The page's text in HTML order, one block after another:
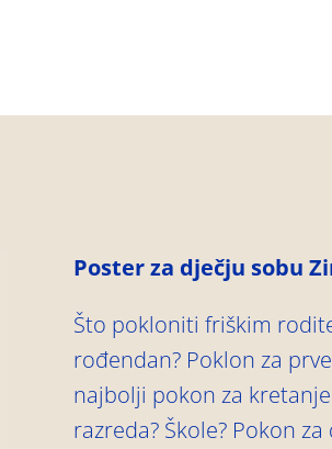
Poster za dječju sobu
Što pokloniti friškim
rođendan? Poklon za
najbolji pokon za
razreda? Škole? Pokon